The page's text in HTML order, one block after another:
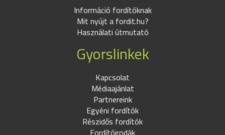
Információ fordítóknak
Mit nyújt a fordit.hu?
Használati útmutató
Gyorslinkek
Kapcsolat
Médiaajánlat
Partnereink
Egyéni fordítók
Részidős fordítók
Fordítóirodák